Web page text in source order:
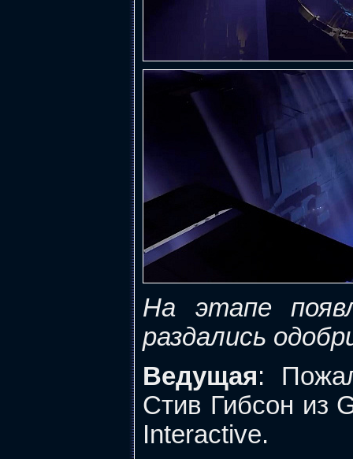
На этапе
раздались
Ведущая:
Стив Гибсон из
Interactive.